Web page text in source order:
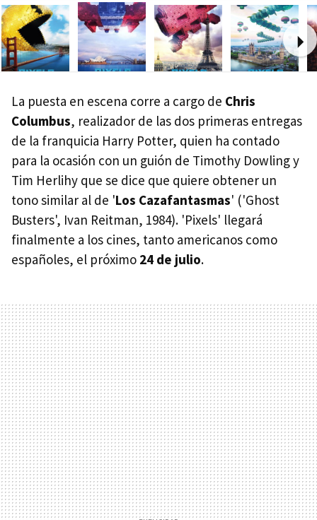
La puesta en escena corre a cargo de Chris
Columbus, realizador de las dos primeras entregas
de la franquicia Harry Potter, quien ha contado
para la ocasión con un guión de Timothy Dowling y
Tim Herlihy que se dice que quiere obtener un
tono similar al de 'Los Cazafantasmas' ('Ghost
Busters', Ivan Reitman, 1984). 'Pixels' llegará
finalmente a los cines, tanto americanos como
españoles, el próximo 24 de julio.